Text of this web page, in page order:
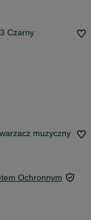
Czarny
muzyczny
Ochronnym